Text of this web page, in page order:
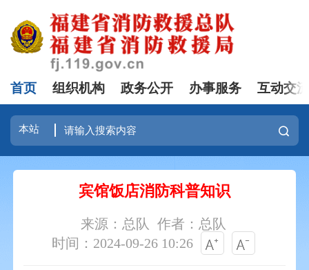
首页 组织机构 政务公开 办事服务 互动交
宾馆饭店消防科普知识
来源：总队
作者：总队
时间：2024-09-26 10:26